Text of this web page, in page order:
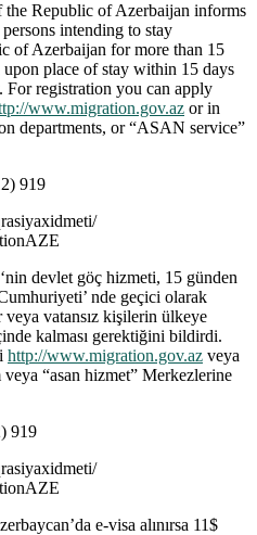
the Republic of Azerbaijan informs
intending to stay
of Azerbaijan for more than 15
upon place of stay within 15 days
For registration you can apply
www.migration.gov.az or in
departments, or “ASAN service”
919
devlet göç hizmeti, 15 günden
nde geçici olarak
vatansız kişilerin ülkeye
kalması gerektiğini bildirdi.
http://www.migration.gov.az veya
“asan hizmet” Merkezlerine
919
e-visa alınırsa 11$